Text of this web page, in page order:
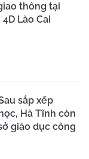
thông tại
Lào Cai
sắp xếp
Hà Tĩnh còn
giáo dục công